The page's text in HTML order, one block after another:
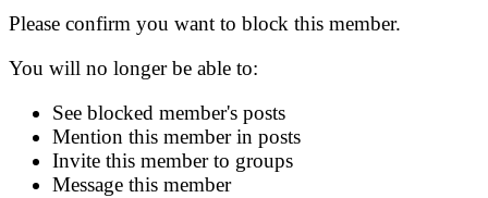
Please confirm you want to block this member.
You will no longer be able to:
See blocked member's posts
Mention this member in posts
Invite this member to groups
Message this member